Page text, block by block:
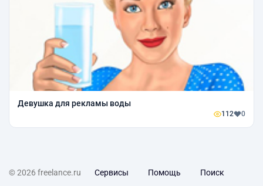
Девушка для рекламы воды
112 0
© 2026 freelance.ru Сервисы Помощь Поиск